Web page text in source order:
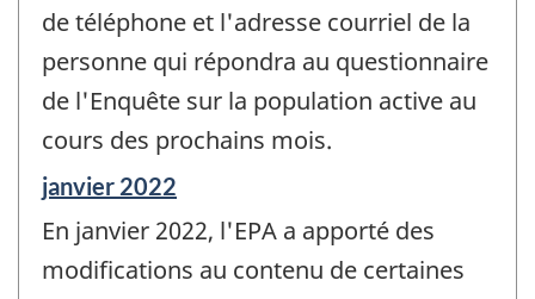
de téléphone et l'adresse courriel de la
personne qui répondra au questionnaire
de l'Enquête sur la population active au
cours des prochains mois.
Période
référence
de
janvier 2022
En janvier 2022, l'EPA a apporté des
modifications au contenu de certaines